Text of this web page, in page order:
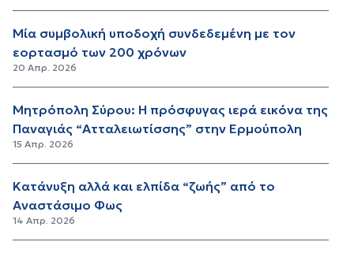
Μία συμβολική υποδοχή συνδεδεμένη με τον
εορτασμό των 200 χρόνων
20 Απρ. 2026
Μητρόπολη Σύρου: Η πρόσφυγας ιερά εικόνα της
Παναγιάς “Ατταλειωτίσσης” στην Ερμούπολη
15 Απρ. 2026
Κατάνυξη αλλά και ελπίδα “ζωής” από το
Αναστάσιμο Φως
14 Απρ. 2026